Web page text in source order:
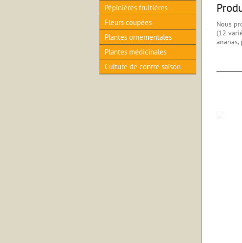
Pépinières fruitières
Fleurs coupées
Plantes ornementales
Plantes médicinales
Culture de contre saison
Nous
(12
ananas,